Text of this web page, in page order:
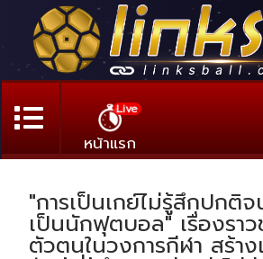
Live
หน้าแรก
"การเป็นเกย์ไม่รู้สึกปกติ
เป็นนักฟุตบอล" เรื่องรา
ตัวตนในวงการกีฬา สร้า